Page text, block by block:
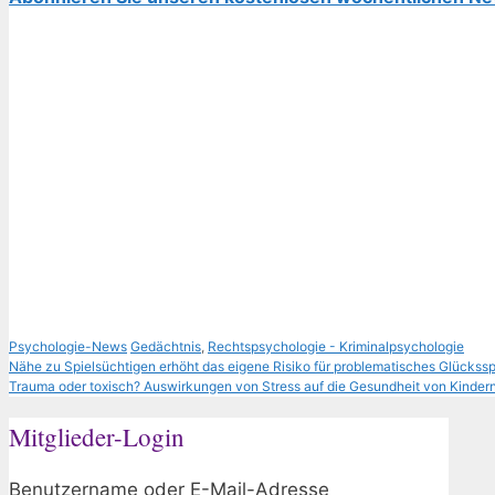
Kategorien
Psychologie-News Schlagwörter
Gedächtnis Rechtspsychologie - Kriminalpsychologie
Nähe zu Spielsüchtigen erhöht das eigene Risiko für problematisches
Trauma oder toxisch? Auswirkungen von Stress auf die Gesundheit von Kindern
Mitglieder-Login
Benutzername oder E-Mail-Adresse